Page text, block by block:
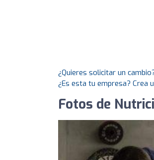
¿Quieres solicitar un
¿Es esta tu empresa? Crea
Fotos de